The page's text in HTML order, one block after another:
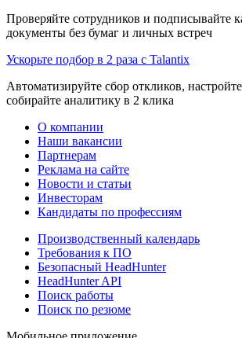
Проверяйте сотрудников и подписывайте
документы без бумаг и личных встреч
Ускорьте подбор в 2 раза с Talantix
Автоматизируйте сбор откликов,
собирайте аналитику в 2 клика
О компании
Наши вакансии
Партнерам
Реклама на сайте
Новости и статьи
Инвесторам
Кандидаты по профессиям
Производственный календарь
Требования к ПО
Безопасный HeadHunter
HeadHunter API
Поиск работы
Поиск по резюме